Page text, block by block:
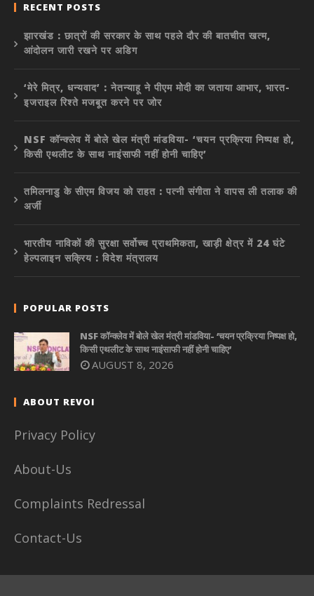
RECENT POSTS
झारखंड : छात्रों की सरकार के साथ पहले दौर की बातचीत खत्म,
आंदोलन जारी रखने पर अडिग
‘मेरे मित्र, धन्यवाद’ : नेतन्याहू ने पीएम मोदी का जताया आभार, भारत-
इजराइल रिश्ते मजबूत करने पर जोर
NSF कॉन्क्लेव में बोले खेल मंत्री मांडविया- ‘चयन प्रक्रिया निष्पक्ष हो,
किसी एथलीट के साथ नाइंसाफी नहीं होनी चाहिए’
तमिलनाडु के सीएम विजय को राहत : पत्नी संगीता ने वापस ली तलाक की
अर्जी
भारतीय नाविकों की सुरक्षा सर्वोच्च प्राथमिकता, खाड़ी क्षेत्र में 24 घंटे
हेल्पलाइन सक्रिय : विदेश मंत्रालय
POPULAR POSTS
NSF कॉन्क्लेव में बोले खेल मंत्री मांडविया- ‘चयन प्रक्रिया निष्पक्ष हो,
किसी एथलीट के साथ नाइंसाफी नहीं होनी चाहिए’
AUGUST 8, 2026
ABOUT REVOI
Privacy Policy
About-Us
Complaints Redressal
Contact-Us